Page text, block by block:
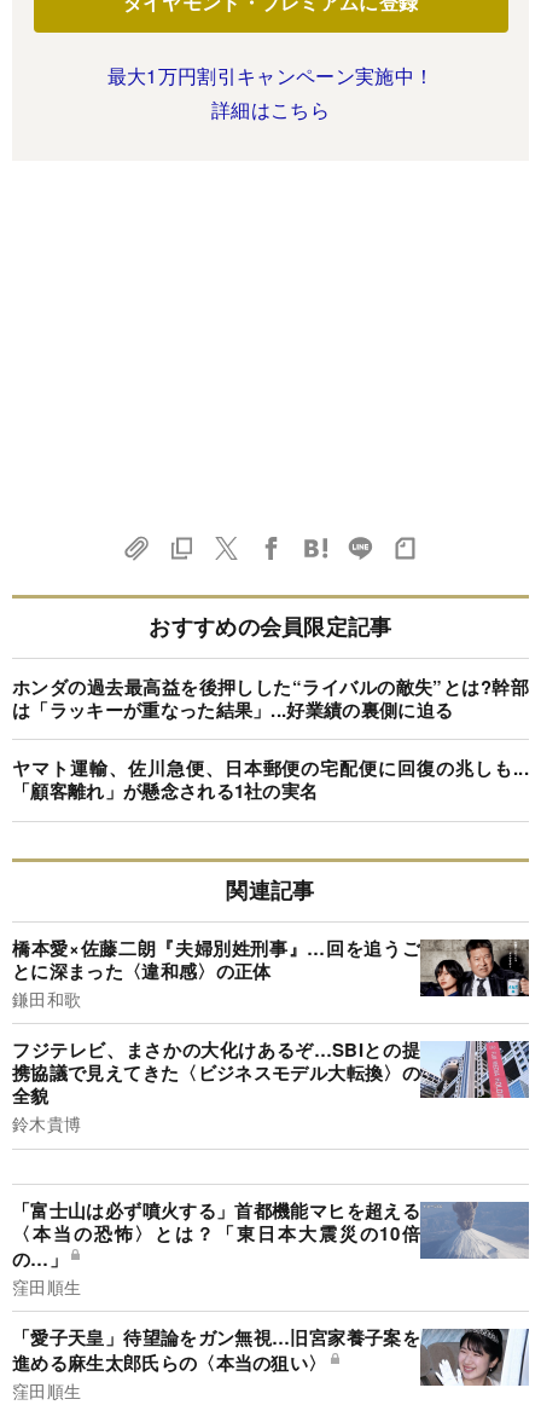
最大1万円割引キャンペーン実施中！
詳細はこちら
おすすめの会員限定記事
ホンダの過去最高益を後押しした“ライバルの敵失”とは?幹部
は「ラッキーが重なった結果」...好業績の裏側に迫る
ヤマト運輸、佐川急便、日本郵便の宅配便に回復の兆しも...
「顧客離れ」が懸念される1社の実名
関連記事
橋本愛×佐藤二朗『夫婦別姓刑事』…回を追うご
とに深まった〈違和感〉の正体
鎌田和歌
フジテレビ、まさかの大化けあるぞ…SBIとの提
携協議で見えてきた〈ビジネスモデル大転換〉の
全貌
鈴木貴博
「富士山は必ず噴火する」首都機能マヒを超える
〈本当の恐怖〉とは？「東日本大震災の10倍
の…」
窪田順生
「愛子天皇」待望論をガン無視…旧宮家養子案を
進める麻生太郎氏らの〈本当の狙い〉
窪田順生